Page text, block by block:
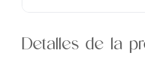
Detalles de la